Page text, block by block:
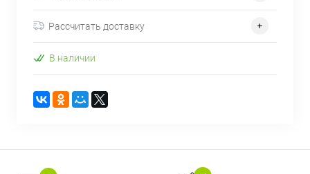
Рассчитать доставку
В наличии